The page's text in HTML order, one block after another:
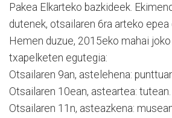
Pakea Elkarteko bazkideek.
dutenek, otsailaren 6ra arteko
Hemen duzue, 2015eko mahai
txapelketen egutegia:
Otsailaren 9an, astelehena:
Otsailaren 10ean, asteartea: tutean.
Otsailaren 11n, asteazkena: